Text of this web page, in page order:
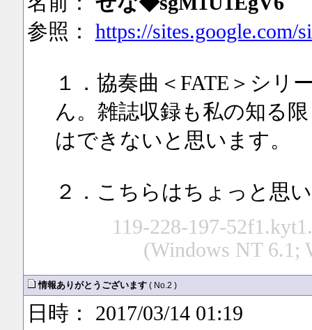
参照： https://sites.google.com/
１．協奏曲＜FATE＞シリ
ん。雑誌収録も私の知る
はできないと思います。
２．こちらはちょっと思
119-228-197-
(Windows NT 6.1;
情報ありがとうございます ( No.2 )
日時： 2017/03/14 01:19